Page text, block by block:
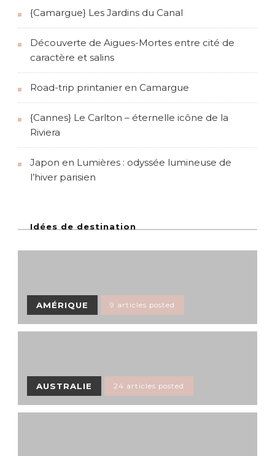
{Camargue} Les Jardins du Canal
Découverte de Aigues-Mortes entre cité de
caractère et salins
Road-trip printanier en Camargue
{Cannes} Le Carlton – éternelle icône de la
Riviera
Japon en Lumières : odyssée lumineuse de
l’hiver parisien
Idées de destination
AMÉRIQUE 9 articles posted
AUSTRALIE 24 articles posted